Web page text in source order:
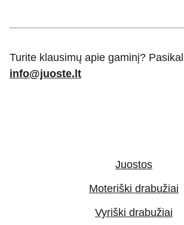
Turite klausimų apie gaminį?
info@juoste.lt
Moteriški drabužiai
Vyriški drabužiai
Juostos